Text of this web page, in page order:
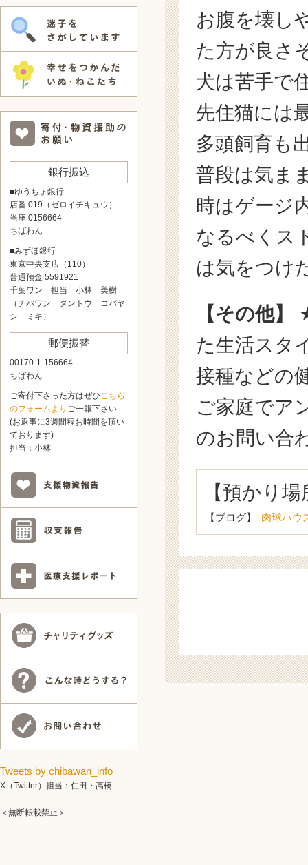
お腹を壊し
た方が良さ
犬は苦手で
先住猫には
多頭飼育も
普段は気ま
時はゲージ
なるべくス
は気をつけ
【その他】
た生活スタ
接種などの
ご家庭でア
のお問い合
【預かり
【ブログ】 肉球ハウ
銀行振込
■ゆうちょ銀行
店番 019（ゼロイチキュウ）
当座 0156664
ちばわん
■みずほ銀行
東京中央支店（110）
普通預金 5591921
千葉ワン 担当 小林 美樹
（チバワン タントウ コバヤ
シ ミキ）
郵便振替
00170-1-156664
ちばわん
ご寄付下さった方はぜひこちら
のフォームより ご一報下さい
(お返事に3週間程お時間を頂い
ております)
担当：小林
Tweets by chibawan_info
X（Twitter）担当：仁田・高橋
＜無断転載禁止＞